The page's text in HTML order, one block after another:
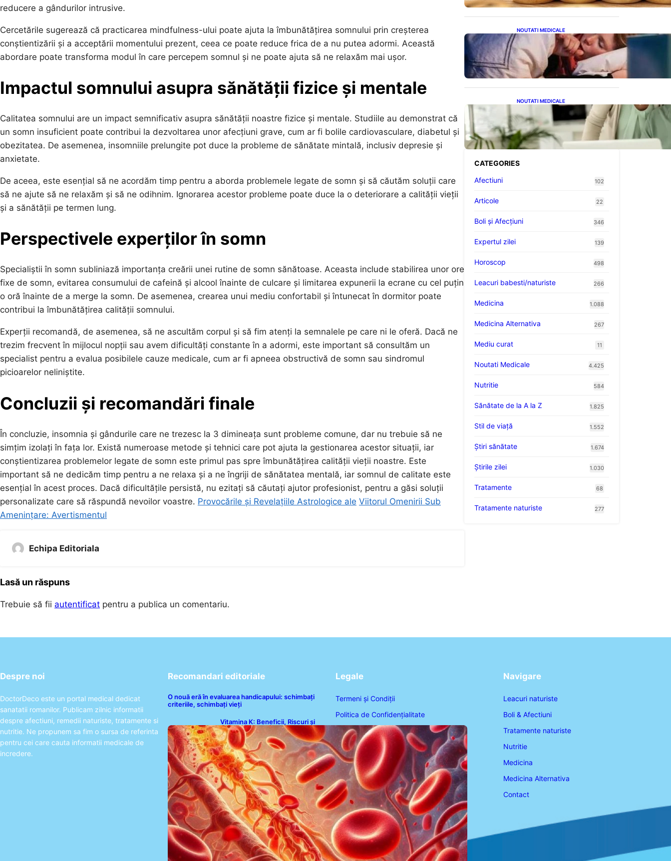
reducere a gândurilor intrusive.
Cercetările sugerează că practicarea mindfulness-ului poate ajuta la îmbunătățirea somnului prin creșterea
conștientizării și a acceptării momentului prezent, ceea ce poate reduce frica de a nu putea adormi. Această
abordare poate transforma modul în care percepem somnul și ne poate ajuta să ne relaxăm mai ușor.
Impactul somnului asupra sănătății fizice și mentale
Calitatea somnului are un impact semnificativ asupra sănătății noastre fizice și mentale. Studiile au demonstrat că
un somn insuficient poate contribui la dezvoltarea unor afecțiuni grave, cum ar fi bolile cardiovasculare, diabetul și
obezitatea. De asemenea, insomniile prelungite pot duce la probleme de sănătate mintală, inclusiv depresie și
anxietate.
De aceea, este esențial să ne acordăm timp pentru a aborda problemele legate de somn și să căutăm soluții care
să ne ajute să ne relaxăm și să ne odihnim. Ignorarea acestor probleme poate duce la o deteriorare a calității vieții
și a sănătății pe termen lung.
Perspectivele experților în somn
Specialiștii în somn subliniază importanța creării unei rutine de somn sănătoase. Aceasta include stabilirea unor ore
fixe de somn, evitarea consumului de cafeină și alcool înainte de culcare și limitarea expunerii la ecrane cu cel puțin
o oră înainte de a merge la somn. De asemenea, crearea unui mediu confortabil și întunecat în dormitor poate
contribui la îmbunătățirea calității somnului.
Experții recomandă, de asemenea, să ne ascultăm corpul și să fim atenți la semnalele pe care ni le oferă. Dacă ne
trezim frecvent în mijlocul nopții sau avem dificultăți constante în a adormi, este important să consultăm un
specialist pentru a evalua posibilele cauze medicale, cum ar fi apneea obstructivă de somn sau sindromul
picioarelor neliniștite.
Concluzii și recomandări finale
În concluzie, insomnia și gândurile care ne trezesc la 3 dimineața sunt probleme comune, dar nu trebuie să ne
simțim izolați în fața lor. Există numeroase metode și tehnici care pot ajuta la gestionarea acestor situații, iar
conștientizarea problemelor legate de somn este primul pas spre îmbunătățirea calității vieții noastre. Este
important să ne dedicăm timp pentru a ne relaxa și a ne îngriji de sănătatea mentală, iar somnul de calitate este
esențial în acest proces. Dacă dificultățile persistă, nu ezitați să căutați ajutor profesionist, pentru a găsi soluții
personalizate care să răspundă nevoilor voastre. Provocările și Revelațiile Astrologice ale Viitorul Omenirii Sub
Amenințare: Avertismentul
Echipa Editoriala
Lasă un răspuns
Trebuie să fii autentificat pentru a publica un comentariu.
NOUTATI MEDICALE
Tusea seacă nocturnă:
Semnale importante despre
sănătatea inimii tale
NOUTATI MEDICALE
Sprijin financiar pentru
pensionari: Ce înseamnă
ajutoarele de până la 500
de lei în 2026
CATEGORIES
Afectiuni
102
Articole 22
Boli și Afecțiuni 346
Expertul zilei 139
Horoscop 498
Leacuri babesti/naturiste 266
Medicina 1.088
Medicina Alternativa 267
Mediu curat 11
Noutati Medicale 4.425
Nutritie 584
Sănătate de la A la Z 1.825
Stil de viaţă 1.552
Ştiri sănătate 1.674
Știrile zilei 1.030
Tratamente 68
Tratamente naturiste 277
Despre noi
DoctorDeco este un portal medical dedicat
sanatatii romanilor. Publicam zilnic informatii
despre afectiuni, remedii naturiste, tratamente si
nutritie. Ne propunem sa fim o sursa de referinta
pentru cei care cauta informatii medicale de
incredere.
Recomandari editoriale
O nouă eră în evaluarea handicapului: schimbați
criteriile, schimbați vieți
Vitamina K: Beneficii, Riscuri și
Interacțiuni în Coagularea Sângelui
Legale
Termeni și Condiții
Politica de Confidențialitate
Politica de Cookies
Disclaimer
Contact
Navigare
Leacuri naturiste
Boli & Afectiuni
Tratamente naturiste
Nutritie
Medicina
Medicina Alternativa
Contact